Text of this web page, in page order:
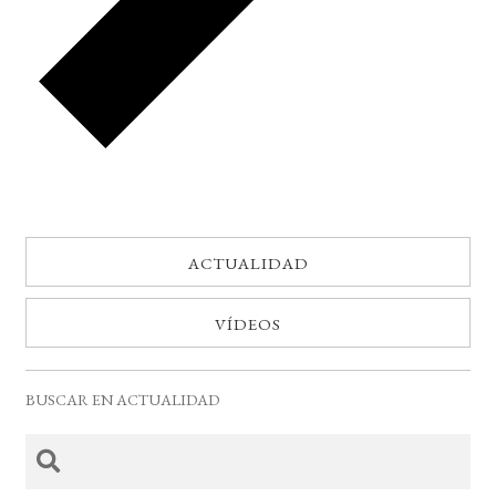
ACTUALIDAD
VÍDEOS
BUSCAR EN ACTUALIDAD